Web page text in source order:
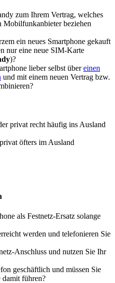
zum Ihrem Vertrag, welches
Mobilfunkanbieter beziehen
ein neues Smartphone gekauft
nur eine neue SIM-Karte
)?
lieber selbst übereinen
und mit einem neuen Vertrag bzw.
privat recht häufig ins Ausland
öfters im Ausland
als Festnetz-Ersatz solange
werden und telefonieren Sie
Anschluss und nutzen Sie Ihr
geschäftlich und müssen Sie
damit führen?